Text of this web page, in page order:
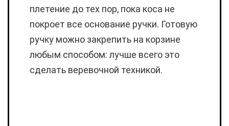
плетение до тех пор, пока коса не
покроет все основание ручки. Готовую
ручку можно закрепить на корзине
любым способом: лучше всего это
сделать веревочной техникой.